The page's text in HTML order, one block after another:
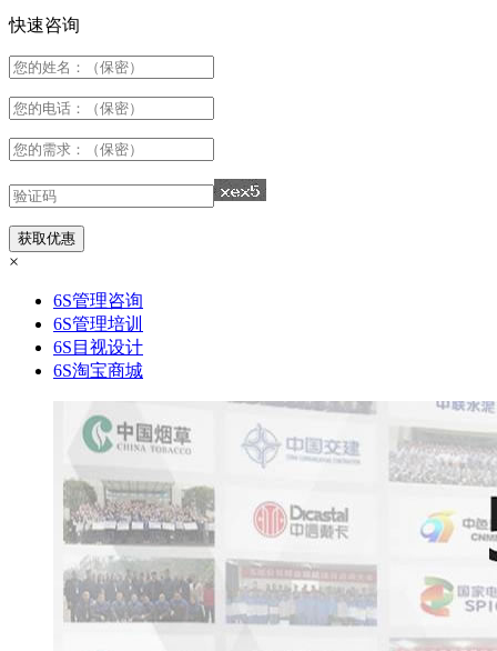
快速咨询
×
6S管理咨询
6S管理培训
6S目视设计
6S淘宝商城